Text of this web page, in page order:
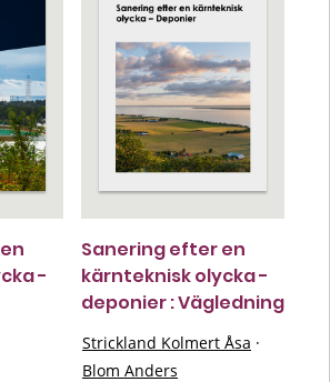
-
Sanering efter en
kärnteknisk olycka -
deponier : Vägledning
Strickland Kolmert Åsa ·
Blom Anders